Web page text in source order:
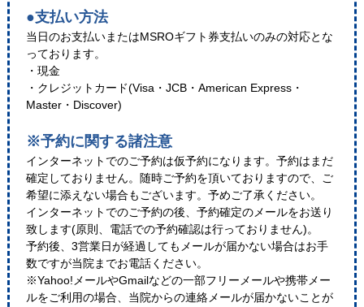
●支払い方法
当日のお支払いまたはMSROギフト券支払いのみの対応とな
っております。
・現金
・クレジットカード(Visa・JCB・American Express・
Master・Discover)
※予約に関する諸注意
インターネットでのご予約は仮予約になります。予約はまだ
確定しておりません。随時ご予約を頂いておりますので、ご
希望に添えない場合もございます。予めご了承ください。
インターネットでのご予約の後、予約確定のメールをお送り
致します(原則、電話での予約確認は行っておりません)。
予約後、3営業日が経過してもメールが届かない場合はお手
数ですが当院までお電話ください。
※Yahoo!メールやGmailなどの一部フリーメールや携帯メー
ルをご利用の場合、当院からの連絡メールが届かないことが